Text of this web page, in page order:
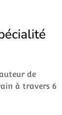
de
à travers 6